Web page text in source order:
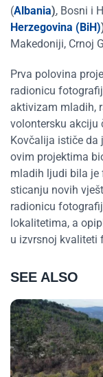
(Albania), Bosni i
Herzegovina (BiH)
Makedoniji, Crnoj
Prva polovina
radionicu
aktivizam mladih,
volontersku akciju
Kovčalija ističe da
ovim projektima
mladih ljudi bila je
sticanju novih
radionicu
lokalitetima, a
u izvrsnoj kvaliteti
SEE ALSO